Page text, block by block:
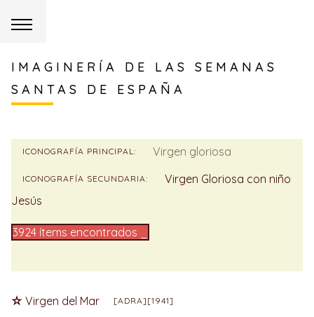
IMAGINERÍA DE LAS SEMANAS
SANTAS DE ESPAÑA
ICONOGRAFÍA PRINCIPAL: Virgen gloriosa
ICONOGRAFÍA SECUNDARIA:
Virgen Gloriosa con niño
Jesús
3924 ítems encontrados _
Virgen del Mar [ADRA][1941]